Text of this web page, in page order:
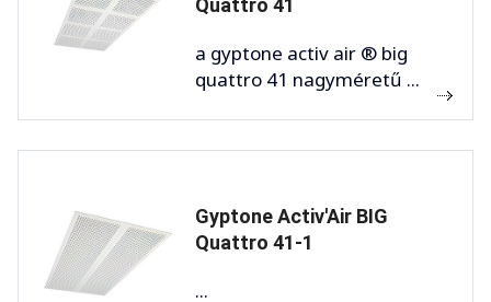
Quattro 41
a gyptone activ air ® big
quattro 41 nagyméretű ...
Gyptone Activ'Air BIG
Quattro 41-1
...